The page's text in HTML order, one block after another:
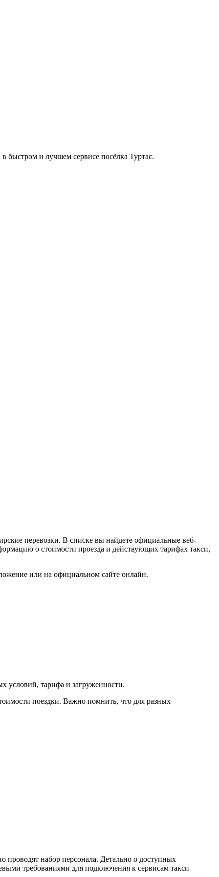
быстром и лучшем сервисе посёлка Туртас.
перевозки. В списке вы найдете официальные веб-
о стоимости проезда и действующих тарифах такси,
или на официальном сайте онлайн.
условий, тарифа и загруженности.
поездки. Важно помнить, что для разных
проводят набор персонала. Детально о доступных
требованиями для подключения к сервисам такси